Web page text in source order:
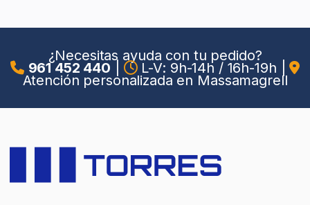
¿Necesitas ayuda con tu pedido?
961 452 440 L-V: 9h-14h / 16h-19h
Atención personalizada en Massamagrell